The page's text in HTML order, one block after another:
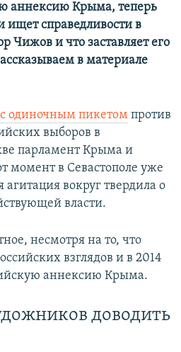
аннексию Крыма, теперь
ищет справедливости в
Чижов и что заставляет его
в материале
одиночным пикетом против
выборов в
парламент Крыма и
момент в Севастополе уже
агитация вокруг твердила о
власти.
несмотря на то, что
взглядов и в 2014
аннексию Крыма.
доводить